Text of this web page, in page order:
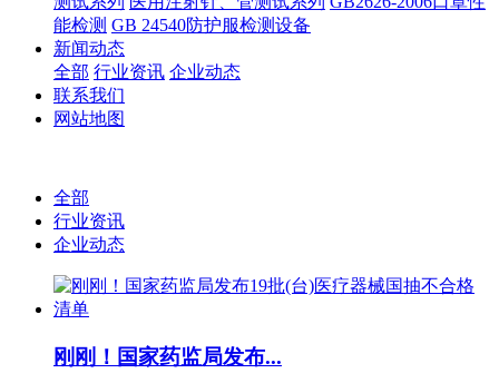
能检测 GB 24540防护服检测设备
新闻动态
全部 行业资讯 企业动态
联系我们
网站地图
全部
行业资讯
企业动态
刚刚！国家药监局发布...